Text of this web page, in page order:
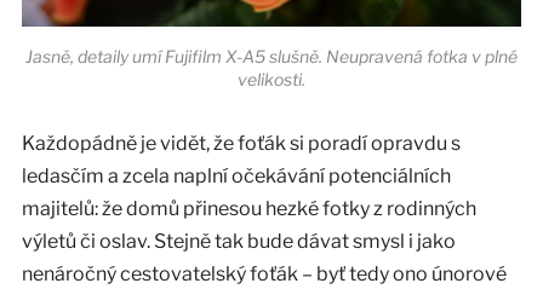
Jasně, detaily umí Fujifilm X-A5 slušně. Neupravená fotka v plné
velikosti.
Každopádně je vidět, že foťák si poradí opravdu s
ledasčím a zcela naplní očekávání potenciálních
majitelů: že domů přinesou hezké fotky z rodinných
výletů či oslav. Stejně tak bude dávat smysl i jako
nenáročný cestovatelský foťák – byť tedy ono únorové